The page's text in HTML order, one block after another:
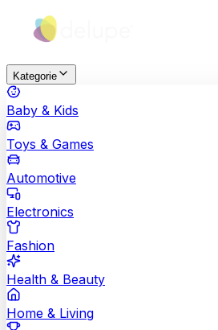
Kategorie
Baby & Kids
Toys & Games
Automotive
Electronics
Fashion
Health & Beauty
Home & Living